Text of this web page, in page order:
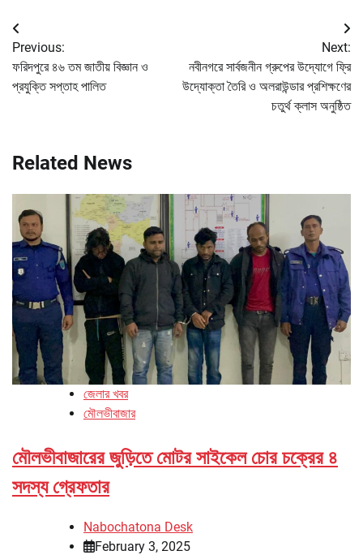
Post
navigation
Previous:
ফরিদপুরে ৪৬ তম জাতীয় বিজ্ঞান ও
প্রযুক্তি সপ্তাহ পালিত
Next:
নবীনগরে সার্বজনীন গ্রুপের উদ্যোগে ফ্রি
উদ্যোক্তা তৈরি ও অলরাউন্ডার প্রশিক্ষণের
চতুর্থ ক্লাস অনুষ্ঠিত
Related News
জেলার খবর
মৌলভীবাজার
মৌলভীবাজারের জুড়িতে মোটর সাইকেল চোর চক্রের ৪
সদস্য গ্রেফতার
Nabochatona Desk
February 3, 2025